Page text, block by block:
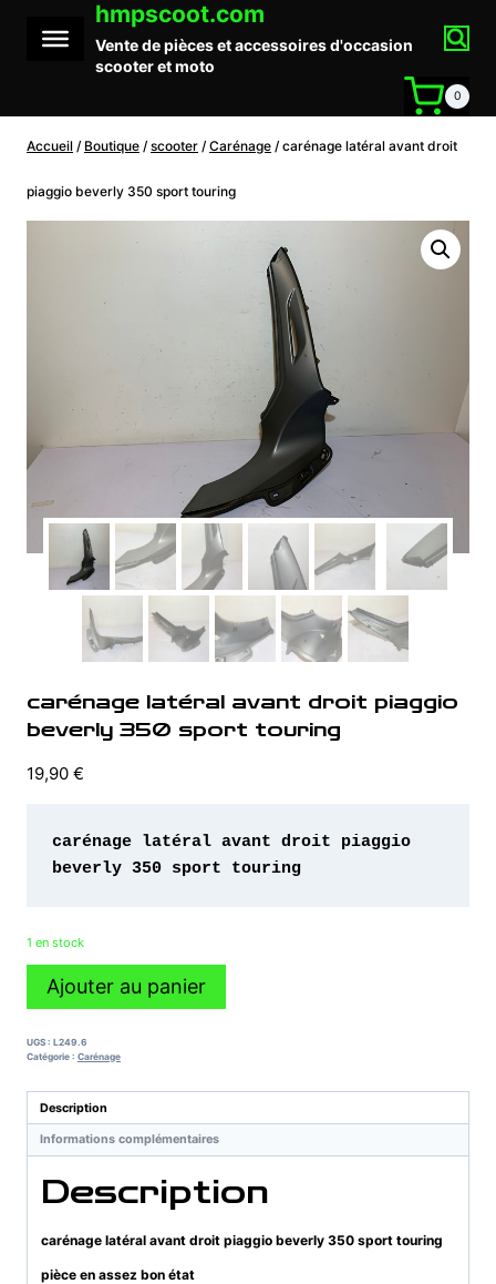
contenu
hmpscoot.com
Vente de pièces et accessoires d'occasion
scooter et moto
0
Accueil / Boutique / scooter / Carénage / carénage latéral avant droit
piaggio beverly 350 sport touring
carénage latéral avant droit piaggio
beverly 350 sport touring
19,90 €
carénage latéral avant droit piaggio
beverly 350 sport touring
1 en stock
quantité
latéral
avant
piaggio
beverly
350
touring
Ajouter au panier
UGS : L249.6
Catégorie : Carénage
Description
Informations complémentaires
Description
carénage latéral avant droit piaggio beverly 350 sport touring
pièce en assez bon état